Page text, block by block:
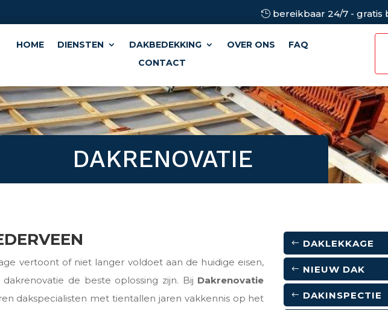
bereikbaar 24/7 - gratis
HOME DIENSTEN DAKBEDEKKING OVER ONS
FAQ
CONTACT
DAKRENOVATIE
vertoont of niet langer voldoet aan de huidige eisen,
de beste oplossing zijn. Bij Dakrenovatie
dakspecialisten met tientallen jaren vakkennis op het
DAKLEKKAGE
NIEUW DAK
DAKINSPECTIE